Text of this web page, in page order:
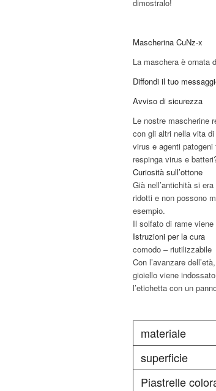
dimostralo!
Mascherina CuNz-x
La maschera è ornata
Diffondi il tuo
Avviso di sicurezza
Le nostre mascherine
con gli altri nella vita
virus e agenti
respinga virus e
Curiosità sull’ottone
Già nell’antichità si
ridotti e non possono
esempio.
Il solfato di rame
Istruzioni per la cura
comodo – riutilizzabile
Con l’avanzare
gioiello viene
l’etichetta con un
materiale
superficie
Piastrelle